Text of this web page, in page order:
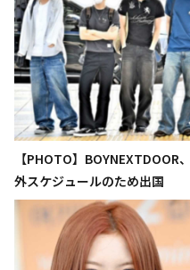
【PHOTO】BOYNEXTDOOR
外スケジュールのため出国